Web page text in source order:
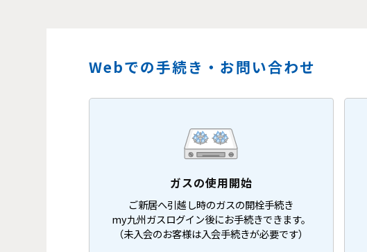
Webでの手続き・お問い合わせ
ガスの使用開始
ご新居へ引越し時のガスの開栓手続き
my九州ガスログイン後にお手続きできます。
（未入会のお客様は入会手続きが必要です）